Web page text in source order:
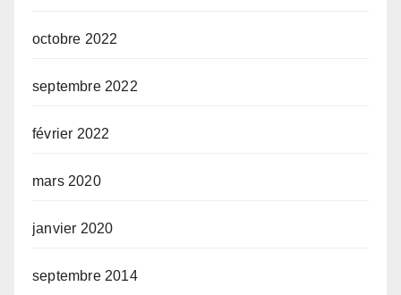
octobre 2022
septembre 2022
février 2022
mars 2020
janvier 2020
septembre 2014